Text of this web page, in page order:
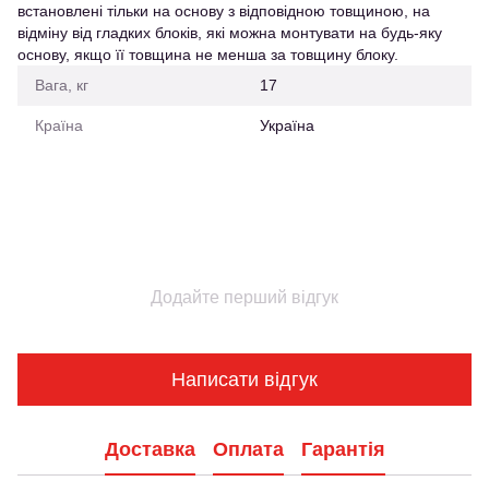
встановлені тільки на основу з відповідною товщиною, на
відміну від гладких блоків, які можна монтувати на будь-яку
основу, якщо її товщина не менша за товщину блоку.
Вага, кг
17
Країна Україна
Додайте перший відгук
Написати відгук
Доставка Оплата Гарантія